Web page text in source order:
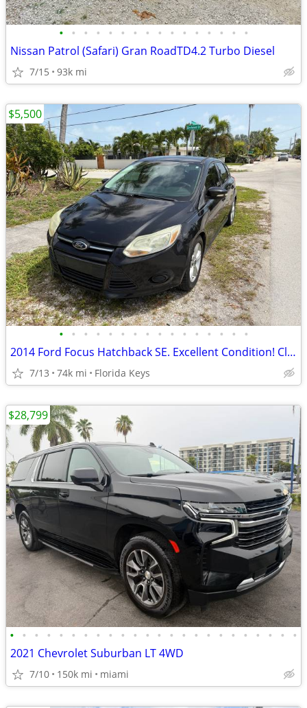
• • • • • • • • • • • • • • • •
Nissan Patrol (Safari) Gran RoadTD4.2 Turbo Diesel
7/15 93k mi
• • • • • • • • • • • • • • • •
2014 Ford Focus Hatchback SE. Excellent Condition! Clean Title.
7/13 74k mi Florida Keys
$5,500
• • • • • • • • • • • • • • • • • • • • • • • •
2021 Chevrolet Suburban LT 4WD
7/10 150k mi miami
$28,799